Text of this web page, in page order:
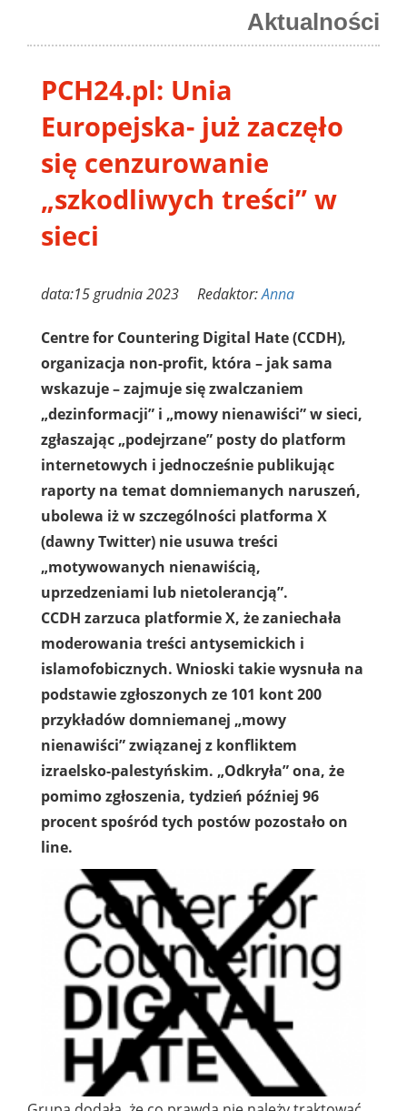
Aktualności
PCH24.pl: Unia
Europejska- już zaczęło
się cenzurowanie
„szkodliwych treści” w
sieci
data:15 grudnia 2023 Redaktor:Anna
Centre for Countering Digital Hate (CCDH),
organizacja non-profit, która – jak sama
wskazuje – zajmuje się zwalczaniem
„dezinformacji” i „mowy nienawiści” w sieci,
zgłaszając „podejrzane” posty do platform
internetowych i jednocześnie publikując
raporty na temat domniemanych naruszeń,
ubolewa iż w szczególności platforma X
(dawny Twitter) nie usuwa treści
„motywowanych nienawiścią,
uprzedzeniami lub nietolerancją”.
CCDH zarzuca platformie X, że zaniechała
moderowania treści antysemickich i
islamofobicznych. Wnioski takie wysnuła na
podstawie zgłoszonych ze 101 kont 200
przykładów domniemanej „mowy
nienawiści” związanej z konfliktem
izraelsko-palestyńskim. „Odkryła” ona, że
pomimo zgłoszenia, tydzień później 96
procent spośród tych postów pozostało on
line.